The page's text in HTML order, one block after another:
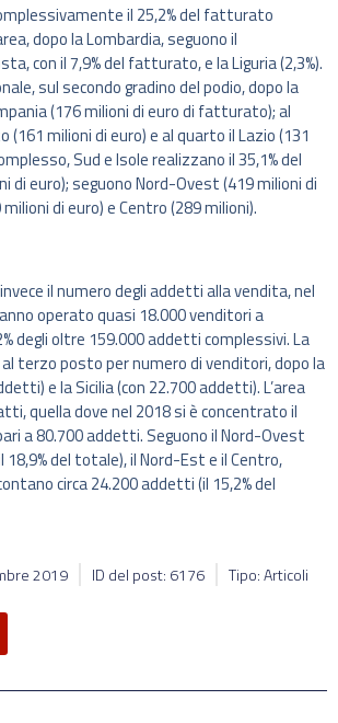
il 25,2% del fatturato
dopo la Lombardia, seguono il
con il 7,9% del fatturato, e la Liguria (2,3%).
sul secondo gradino del podio, dopo la
(176 milioni di euro di fatturato); al
milioni di euro) e al quarto il Lazio (131
Sud e Isole realizzano il 35,1% del
euro); seguono Nord-Ovest (419 milioni di
di euro) e Centro (289 milioni).
il numero degli addetti alla vendita, nel
operato quasi 18.000 venditori a
degli oltre 159.000 addetti complessivi. La
terzo posto per numero di venditori, dopo la
e la Sicilia (con 22.700 addetti). L’area
quella dove nel 2018 si è concentrato il
a 80.700 addetti. Seguono il Nord-Ovest
del totale), il Nord-Est e il Centro,
circa 24.200 addetti (il 15,2% del
2019 ID del post: 6176 Tipo: Articoli